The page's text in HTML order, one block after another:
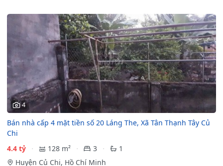
4
Bán nhà cấp 4 mặt tiền số 20 Láng The, Xã Tân Thạnh Tây Củ
Chi
4.4 tỷ
128 m² 3
1
Huyện Củ Chi, Hồ Chí Minh